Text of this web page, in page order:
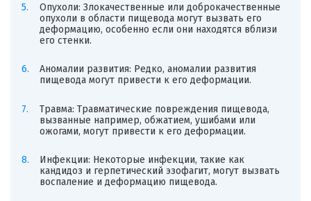
Опухоли: Злокачественные или доброкачественные
опухоли в области пищевода могут вызвать его
деформацию, особенно если они находятся вблизи
его стенки.
Аномалии развития: Редко, аномалии развития
пищевода могут привести к его деформации.
Травма: Травматические повреждения пищевода,
вызванные например, обжатием, ушибами или
ожогами, могут привести к его деформации.
Инфекции: Некоторые инфекции, такие как
кандидоз и герпетический эзофагит, могут вызвать
воспаление и деформацию пищевода.